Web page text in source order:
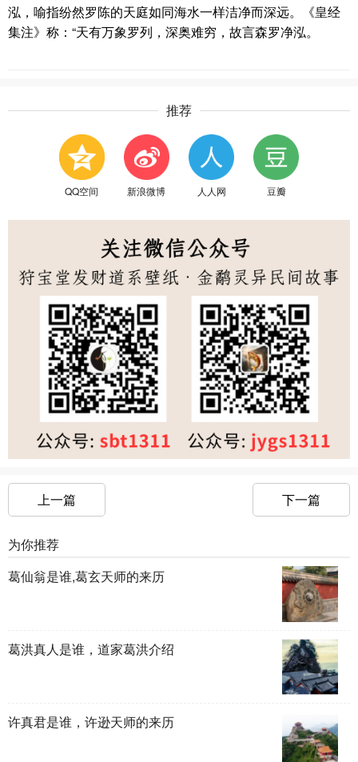
泓，喻指纷然罗陈的天庭如同海水一样洁净而深远。《皇经
集注》称：“天有万象罗列，深奥难穷，故言森罗净泓。
推荐
QQ空间 新浪微博 人人网 豆瓣
上一篇 下一篇
为你推荐
葛仙翁是谁,葛玄天师的来历
葛洪真人是谁，道家葛洪介绍
许真君是谁，许逊天师的来历